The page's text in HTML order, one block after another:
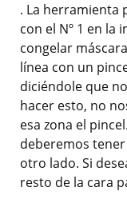
. La herramienta
con el Nº 1 en la
congelar
línea con un
diciéndole que
hacer esto, no
esa zona el
deberemos
otro lado. Si
resto de la cara